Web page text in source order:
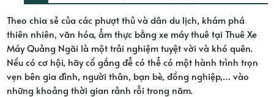
Theo chia sẻ của các phượt thủ và dân du lịch, khám phá
thiên nhiên, văn hóa, ẩm thực bằng xe máy thuê tại Thuê Xe
Máy Quảng Ngãi là một trải nghiệm tuyệt vời và khó quên.
Nếu có cơ hội, hãy cố gắng để có thể có một hành trình trọn
vẹn bên gia đình, người thân, bạn bè, đồng nghiệp,… vào
những khoảng thời gian rảnh rỗi trong năm.